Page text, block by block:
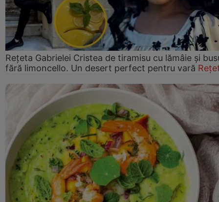
Rețeta Gabrielei Cristea de tiramisu cu lămâie și
fără limoncello. Un desert perfect pentru vară